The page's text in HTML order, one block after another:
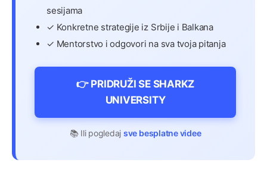
sesijama
✓ Konkretne strategije iz Srbije i Balkana
✓ Mentorstvo i odgovori na sva tvoja pitanja
👉 PRIDRUŽI SE SHARKZ
UNIVERSITY
📚 Ili pogledaj sve besplatne videe